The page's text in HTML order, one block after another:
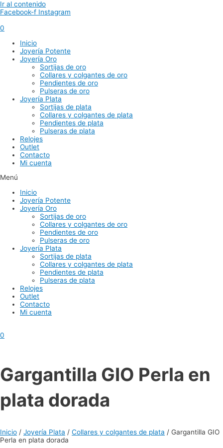
Ir al contenido
Facebook-f Instagram
0
Inicio
Joyería Potente
Joyería Oro
Sortijas de oro
Collares y colgantes de oro
Pendientes de oro
Pulseras de oro
Joyería Plata
Sortijas de plata
Collares y colgantes de plata
Pendientes de plata
Pulseras de plata
Relojes
Outlet
Contacto
Mi cuenta
Menú
Inicio
Joyería Potente
Joyería Oro
Sortijas de oro
Collares y colgantes de oro
Pendientes de oro
Pulseras de oro
Joyería Plata
Sortijas de plata
Collares y colgantes de plata
Pendientes de plata
Pulseras de plata
Relojes
Outlet
Contacto
Mi cuenta
0
Gargantilla GIO Perla en
plata dorada
Inicio / Joyería Plata / Collares y colgantes de plata / Gargantilla GIO
Perla en plata dorada